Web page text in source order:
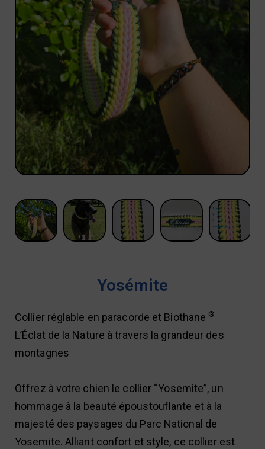
Yosémite
Collier réglable en paracorde et Biothane ®
L’Éclat de la Nature à travers la grandeur des
montagnes
Offrez à votre chien le collier “Yosemite”, un
hommage à la beauté époustouflante et à la
majesté des paysages du Parc National de
Yosemite. Alliant confort et style, ce collier est